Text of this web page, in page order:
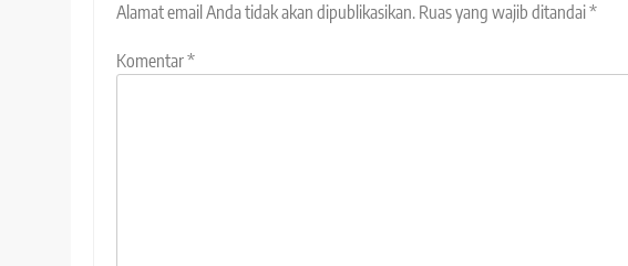
Alamat email Anda tidak akan dipublikasikan. Ruas yang wajib ditandai*
Komentar*